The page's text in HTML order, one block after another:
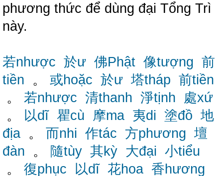
phương thức để dùng đại Tổng Trì
này.
若nhược 於ư 佛Phật 像tượng 前
tiền 。 或hoặc 於ư 塔tháp 前tiền
。 若nhược 清thanh 淨tịnh
處xứ
。
以dĩ 瞿cù 摩ma 夷di 塗đồ 地
địa 。 而nhi 作tác 方phương 壇
đàn 。 隨tùy 其kỳ 大đại 小tiểu
。 復phục 以dĩ 花hoa 香hương